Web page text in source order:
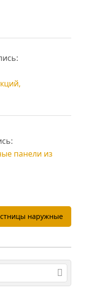
панели из
наружные